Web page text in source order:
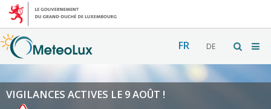
FR DE
VIGILANCES ACTIVES LE 9 AOÛT !